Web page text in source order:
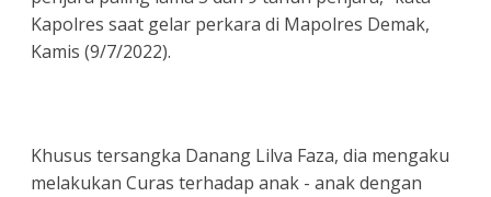
Kapolres saat gelar perkara di Mapolres Demak,
Kamis (9/7/2022).
Khusus tersangka Danang Lilva Faza, dia mengaku
melakukan Curas terhadap anak - anak dengan